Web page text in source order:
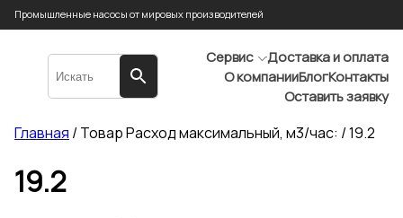
Промышленные насосы от мировых производителей
Сервис
Доставка и оплата
О компанииБлогКонтакты
Оставить заявку
Главная / Товар Расход максимальный, м3/час: / 19.2
19.2